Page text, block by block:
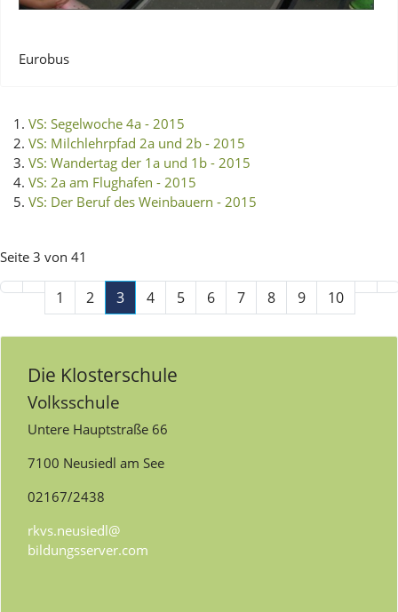
Eurobus
VS: Segelwoche 4a - 2015
VS: Milchlehrpfad 2a und 2b - 2015
VS: Wandertag der 1a und 1b - 2015
VS: 2a am Flughafen - 2015
VS: Der Beruf des Weinbauern - 2015
Seite 3 von 41
1 2 3 4 5 6 7 8 9 10
Die Klosterschule
Volksschule
Untere Hauptstraße 66
7100 Neusiedl am See
02167/2438
rkvs.neusiedl@
bildungsserver.com